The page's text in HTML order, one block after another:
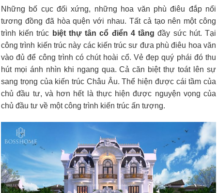
Những bố cục đối xứng, những hoa văn phù điêu đắp nổi
tương đồng đã hòa quện với nhau. Tất cả tạo nên một công
trình kiến trúc biệt thự tân cổ điển 4 tầngđầy sức hút. Tại
công trình kiến trúc này các kiến trúc sư đưa phù điêu hoa văn
vào đủ để công trình có chút hoài cổ. Vẻ đẹp quý phái đó thu
hút mọi ánh nhìn khi ngang qua. Cả căn biệt thự toát lên sự
sang trọng của kiến trúc Châu Âu. Thể hiện được cái tầm của
chủ đầu tư, và hơn hết là thực hiện được nguyện vọng của
chủ đầu tư về một công trình kiến trúc ấn tượng.